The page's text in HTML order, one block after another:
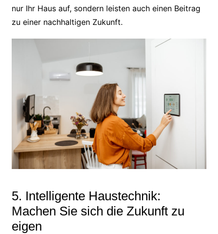
nur Ihr Haus auf, sondern leisten auch einen Beitrag
zu einer nachhaltigen Zukunft.
5. Intelligente Haustechnik:
Machen Sie sich die Zukunft zu
eigen